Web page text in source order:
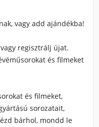
vagy add ajándékba!
regisztrálj újat.
és filmeket
és filmeket,
sorozatait,
bárhol, mondd le